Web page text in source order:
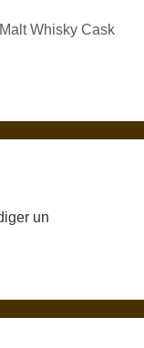
Whisky Cask
un